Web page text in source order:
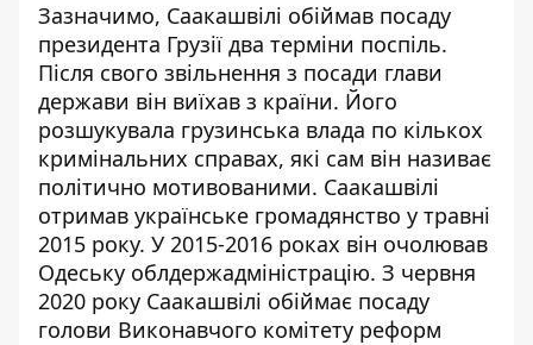
Зазначимо, Саакашвілі обіймав посаду
президента Грузії два терміни поспіль.
Після свого звільнення з посади глави
держави він виїхав з країни. Його
розшукувала грузинська влада по кількох
кримінальних справах, які сам він називає
політично мотивованими. Саакашвілі
отримав українське громадянство у травні
2015 року. У 2015-2016 роках він очолював
Одеську облдержадміністрацію. З червня
2020 року Саакашвілі обіймає посаду
голови Виконавчого комітету реформ